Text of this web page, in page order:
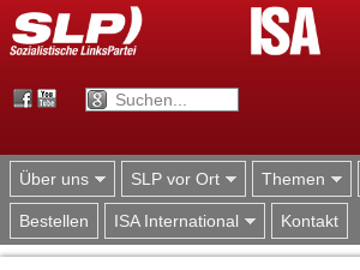
Jump to navigation
Über uns SLP vor Ort Themen
Bestellen ISA International Kontakt